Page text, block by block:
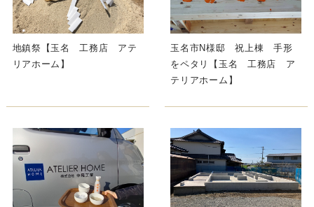
地鎮祭【玉名 工務店 アテ
リアホーム】
玉名市N様邸 祝上棟 手形
をペタリ【玉名 工務店 ア
テリアホーム】